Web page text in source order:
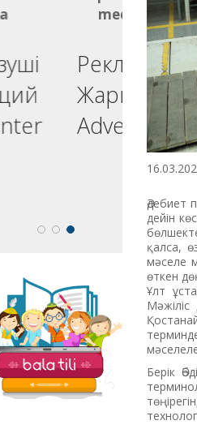
Реклама
Жарнама
Advertising
The site "Balatili.kz"
contains a variety of
tasks and exercises for
teaching children to
read and write.
Әдебиет
дейін
қалса,
мәселе
өткен
Ұлт
Мәжіліс
Берік